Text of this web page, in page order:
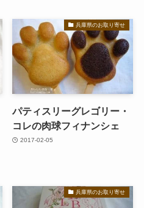
兵庫県のお取り寄せ
パティスリーグレゴリー・
コレの肉球フィナンシェ
2017-02-05
兵庫県のお取り寄せ